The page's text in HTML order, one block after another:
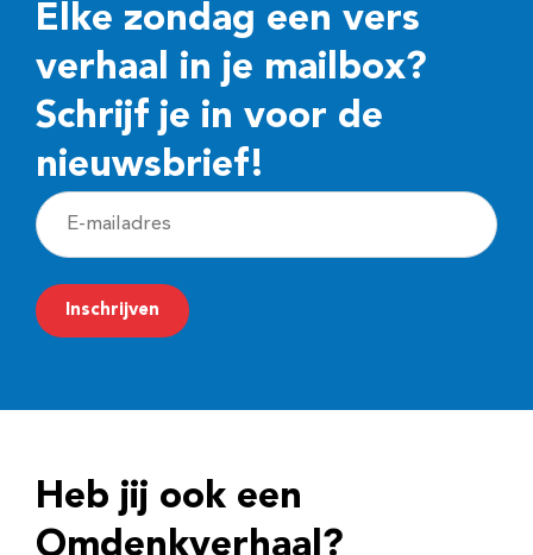
Elke zondag een vers
verhaal in je mailbox?
Schrijf je in voor de
nieuwsbrief!
E
-
m
a
r
e
Inschrijven
Heb jij ook een
Omdenkverhaal?